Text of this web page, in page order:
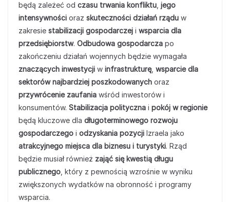
będą zależeć od czasu trwania konfliktu jego
intensywności oraz skuteczności działań rządu w
zakresie stabilizacji gospodarczej i wsparcia dla
przedsiębiorstw. Odbudowa gospodarcza po
zakończeniu działań wojennych będzie wymagała
znaczących inwestycji w infrastrukturę, wsparcie dla
sektorów najbardziej poszkodowanych oraz
przywrócenie zaufania wśród inwestorów i
konsumentów. Stabilizacja polityczna i pokój w regionie
będą kluczowe dla długoterminowego rozwoju
gospodarczego i odzyskania pozycji Izraela jako
atrakcyjnego miejsca dla biznesu i turystyki. Rząd
będzie musiał również zająć się kwestią długu
publicznego , który z pewnością wzrośnie w wyniku
zwiększonych wydatków na obronność i programy
wsparcia.